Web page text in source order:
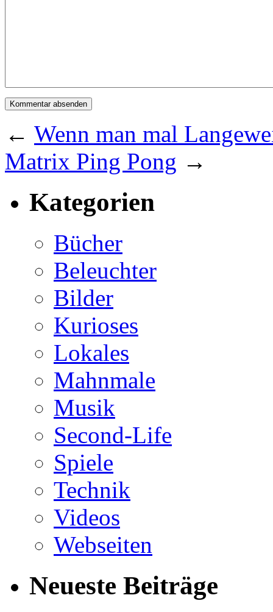
← Wenn man mal
Matrix Ping Pong →
Kategorien
Bücher
Beleuchter
Bilder
Kurioses
Lokales
Mahnmale
Musik
Second-Life
Spiele
Technik
Videos
Webseiten
Neueste Beiträge